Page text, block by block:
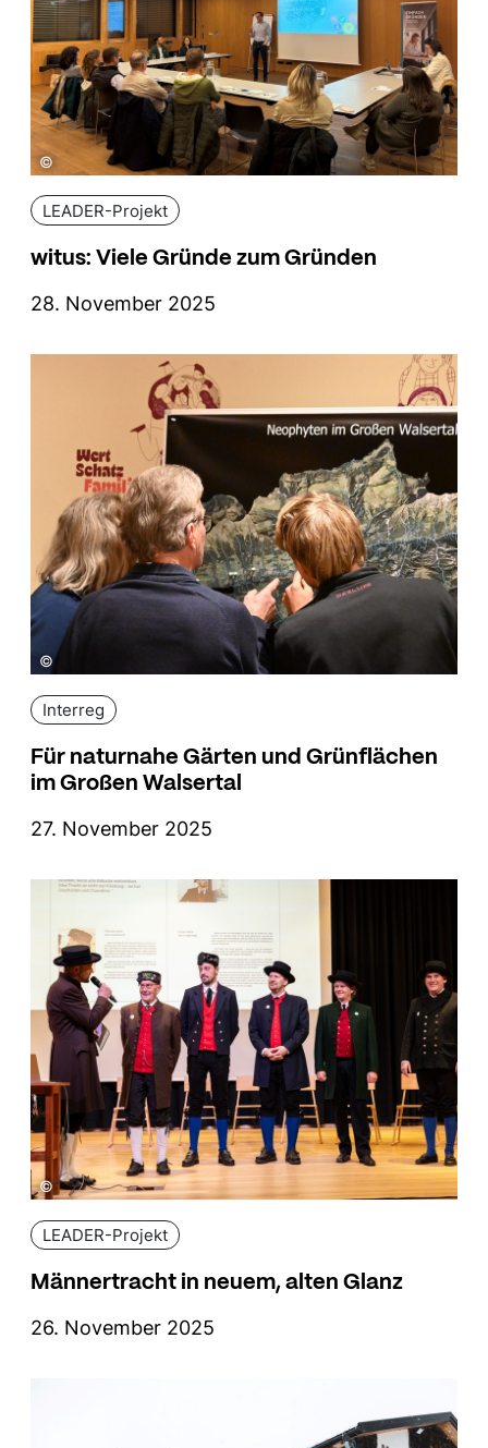
©
LEADER-Projekt
witus: Viele Gründe zum Gründen
28. November 2025
©
Interreg
Für naturnahe Gärten und Grünflächen
im Großen Walsertal
27. November 2025
©
LEADER-Projekt
Männertracht in neuem, alten Glanz
26. November 2025